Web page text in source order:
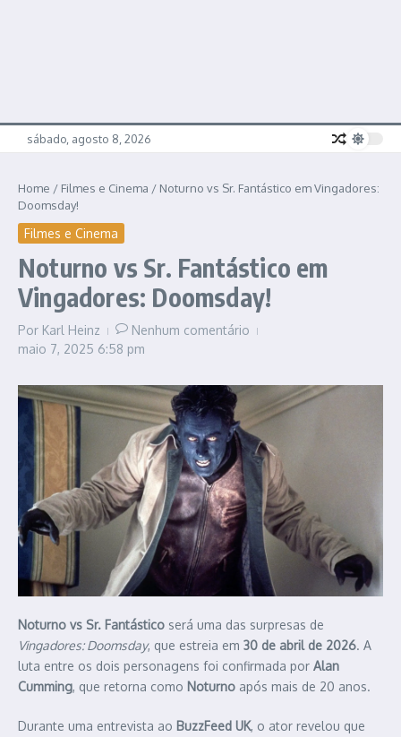
sábado, agosto 8, 2026
Home / Filmes e Cinema / Noturno vs Sr. Fantástico em Vingadores:
Doomsday!
Filmes e Cinema
Noturno vs Sr. Fantástico em
Vingadores: Doomsday!
Por Karl Heinz
Nenhum comentário
maio 7, 2025 6:58 pm
Noturno vs Sr. Fantástico será uma das surpresas de
Vingadores: Doomsday, que estreia em 30 de abril de 2026. A
luta entre os dois personagens foi confirmada por Alan
Cumming, que retorna como Noturno após mais de 20 anos.
Durante uma entrevista ao BuzzFeed UK, o ator revelou que